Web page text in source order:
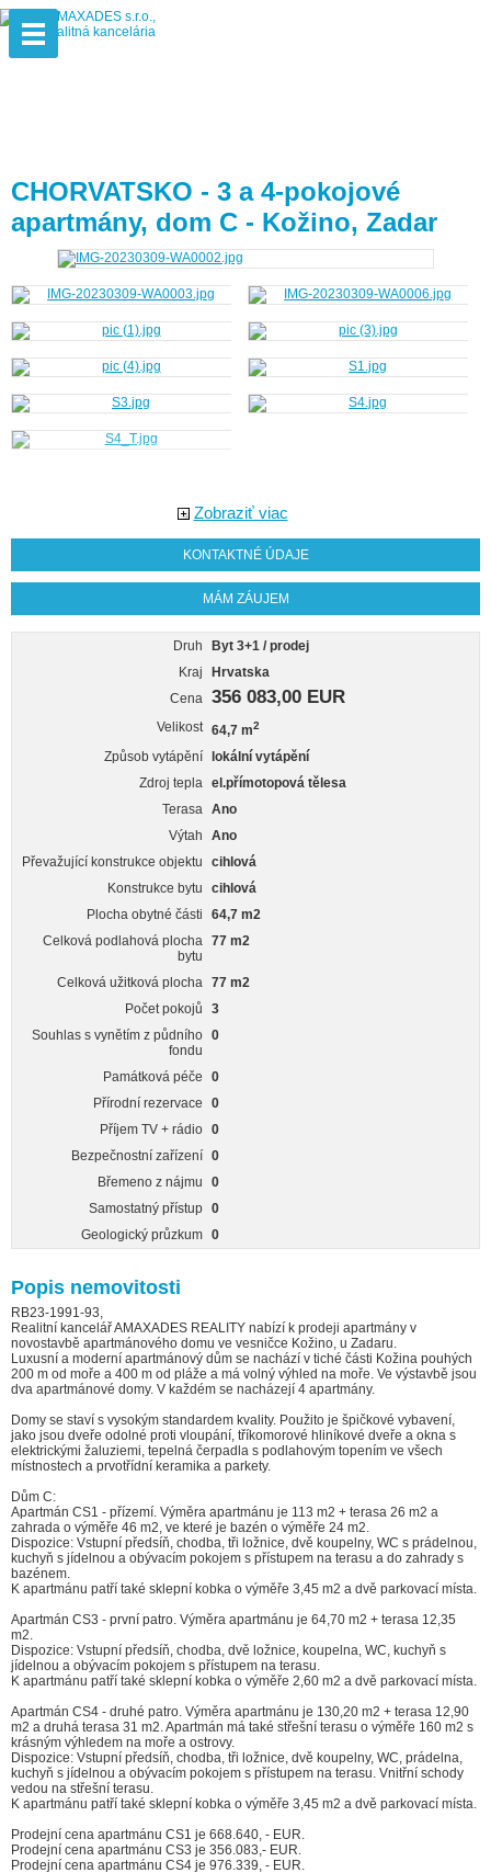
CHORVATSKO - 3 a 4-pokojové
apartmány, dom C - Kožino, Zadar
Zobraziť viac
KONTAKTNÉ ÚDAJE
MÁM ZÁUJEM
Druh
Byt 3+1 / prodej
Kraj
Hrvatska
Cena 356 083,00 EUR
Velikost 64,7 m2
Způsob vytápění
lokální vytápění
Zdroj tepla el.přímotopová tělesa
Terasa Ano
Výtah
Ano
Převažující konstrukce objektu
cihlová
Konstrukce bytu
cihlová
Plocha obytné části
64,7 m2
Celková podlahová plocha
bytu
77 m2
Celková užitková plocha 77 m2
Počet pokojů
3
Souhlas s vynětím z půdního
fondu
0
Památková péče
0
Přírodní rezervace
0
Příjem TV + rádio 0
Bezpečnostní zařízení 0
Břemeno z nájmu
0
Samostatný přístup 0
Geologický průzkum 0
Popis nemovitosti
RB23-1991-93,
Realitní kancelář AMAXADES REALITY nabízí k prodeji apartmány v
novostavbě apartmánového domu ve vesničce Kožino, u Zadaru.
Luxusní a moderní apartmánový dům se nachází v tiché části Kožina pouhých
200 m od moře a 400 m od pláže a má volný výhled na moře. Ve výstavbě jsou
dva apartmánové domy. V každém se nacházejí 4 apartmány.
Domy se staví s vysokým standardem kvality. Použito je špičkové vybavení,
jako jsou dveře odolné proti vloupání, tříkomorové hliníkové dveře a okna s
elektrickými žaluziemi, tepelná čerpadla s podlahovým topením ve všech
místnostech a prvotřídní keramika a parkety.
Dům C:
Apartmán CS1 - přízemí. Výměra apartmánu je 113 m2 + terasa 26 m2 a
zahrada o výměře 46 m2, ve které je bazén o výměře 24 m2.
Dispozice: Vstupní předsíň, chodba, tři ložnice, dvě koupelny, WC s prádelnou,
kuchyň s jídelnou a obývacím pokojem s přístupem na terasu a do zahrady s
bazénem.
K apartmánu patří také sklepní kobka o výměře 3,45 m2 a dvě parkovací místa.
Apartmán CS3 - první patro. Výměra apartmánu je 64,70 m2 + terasa 12,35
m2.
Dispozice: Vstupní předsíň, chodba, dvě ložnice, koupelna, WC, kuchyň s
jídelnou a obývacím pokojem s přístupem na terasu.
K apartmánu patří také sklepní kobka o výměře 2,60 m2 a dvě parkovací místa.
Apartmán CS4 - druhé patro. Výměra apartmánu je 130,20 m2 + terasa 12,90
m2 a druhá terasa 31 m2. Apartmán má také střešní terasu o výměře 160 m2 s
krásným výhledem na moře a ostrovy.
Dispozice: Vstupní předsíň, chodba, tři ložnice, dvě koupelny, WC, prádelna,
kuchyň s jídelnou a obývacím pokojem s přístupem na terasu. Vnitřní schody
vedou na střešní terasu.
K apartmánu patří také sklepní kobka o výměře 3,45 m2 a dvě parkovací místa.
Prodejní cena apartmánu CS1 je 668.640, - EUR.
Prodejní cena apartmánu CS3 je 356.083,- EUR.
Prodejní cena apartmánu CS4 je 976.339, - EUR.